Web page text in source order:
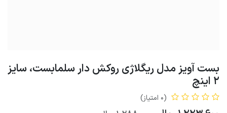
بست آویز مدل ریگلاژی روکش دار سلمابست، سایز
2 اینچ
(0 امتیاز)